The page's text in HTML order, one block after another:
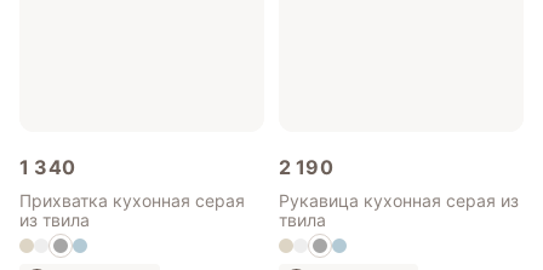
1 340
Прихватка кухонная серая
из твила
2 190
Рукавица кухонная серая из
твила